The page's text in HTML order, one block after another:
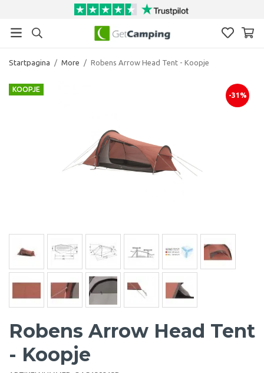
Startpagina / More / Robens Arrow Head Tent - Koopje
KOOPJE
-31%
Robens Arrow Head Tent
- Koopje